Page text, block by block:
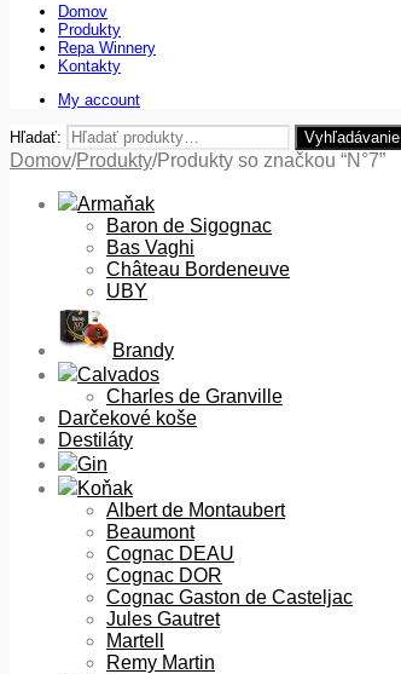
Domov
Produkty
Repa Winnery
Kontakty
My account
Hľadať: Vyhľadávanie
Domov/Produkty/Produkty so značkou “N°7”
Armaňak
Baron de Sigognac
Bas Vaghi
Château Bordeneuve
UBY
Brandy
Calvados
Charles de Granville
Darčekové koše
Destiláty
Gin
Koňak
Albert de Montaubert
Beaumont
Cognac DEAU
Cognac DOR
Cognac Gaston de Casteljac
Jules Gautret
Martell
Remy Martin